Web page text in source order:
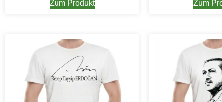
Zum Produkt Zum